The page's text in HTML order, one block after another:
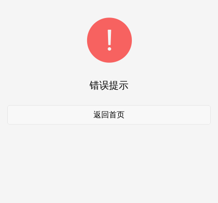
错误提示
返回首页